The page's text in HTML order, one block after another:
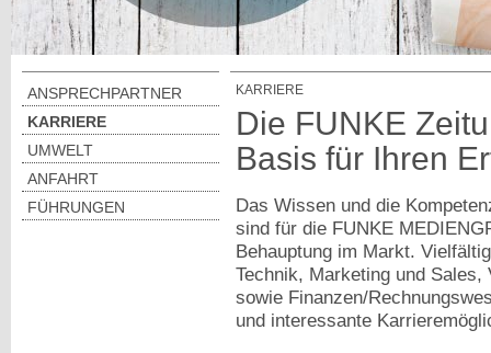
ANSPRECHPARTNER
KARRIERE
UMWELT
ANFAHRT
FÜHRUNGEN
KARRIERE
Die FUNKE
Basis für Ihren
Das Wissen und die
sind für die FUNKE
Behauptung im Markt.
Technik, Marketing und Sales,
sowie Finanzen/
und interessante